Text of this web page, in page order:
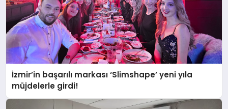
İzmir’in başarılı markası ‘Slimshape’ yeni yıla
müjdelerle girdi!